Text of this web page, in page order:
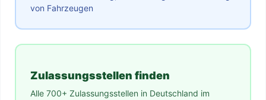
von Fahrzeugen
Zulassungsstellen finden
Alle 700+ Zulassungsstellen in Deutschland im